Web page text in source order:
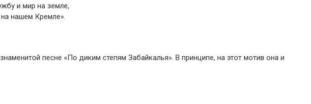
и мир на земле,
нашем Кремле».
песне «По диким степям Забайкалья». В принципе, на этот мотив она и